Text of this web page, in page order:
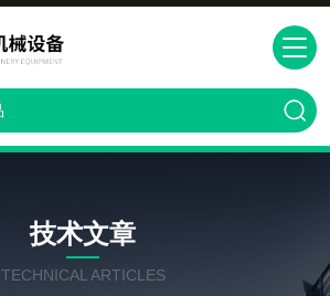
技术文章
TECHNICAL ARTICLES